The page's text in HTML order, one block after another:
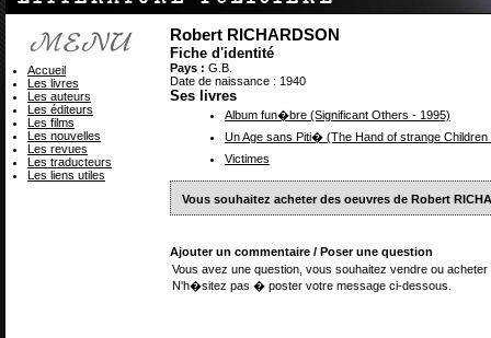
Robert RICHARDSON
Fiche d'identité
Pays : G.B.
Date de naissance : 1940
Ses livres
Album fun�bre (Significant Others - 1995)
Un Age sans Piti� (The Hand of strange Children
Victimes
Vous souhaitez acheter des oeuvres de Robert
Ajouter un commentaire / Poser une question
Vous avez une question, vous souhaitez vendre ou
N'h�sitez pas � poster votre message ci-dessous.
Accueil
Les livres
Les auteurs
Les éditeurs
Les films
Les nouvelles
Les revues
Les traducteurs
Les liens utiles